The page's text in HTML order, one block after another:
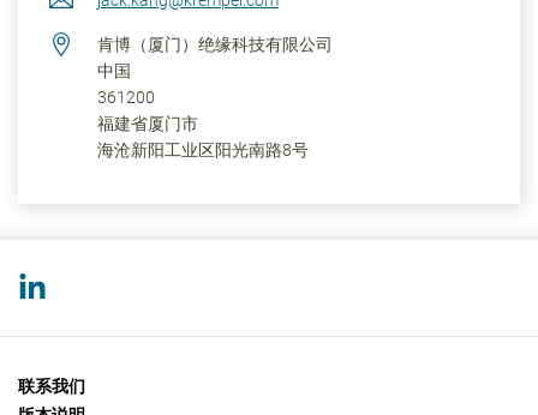
肯博（厦门）绝缘科技有限公司
中国
361200
福建省厦门市
海沧新阳工业区阳光南路8号
联系我们